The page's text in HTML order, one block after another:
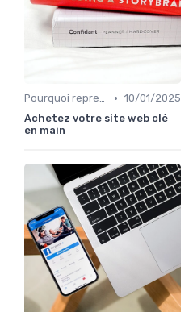
Pourquoi reprendre plutôt que créer • 10/01/2025
Achetez votre site web clé
en main